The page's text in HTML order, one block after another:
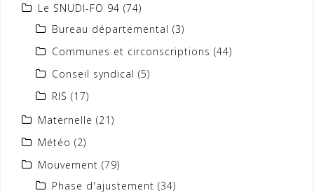
Le SNUDI-FO 94 (74)
Bureau départemental (3)
Communes et circonscriptions (44)
Conseil syndical (5)
RIS (17)
Maternelle (21)
Météo (2)
Mouvement (79)
Phase d'ajustement (34)